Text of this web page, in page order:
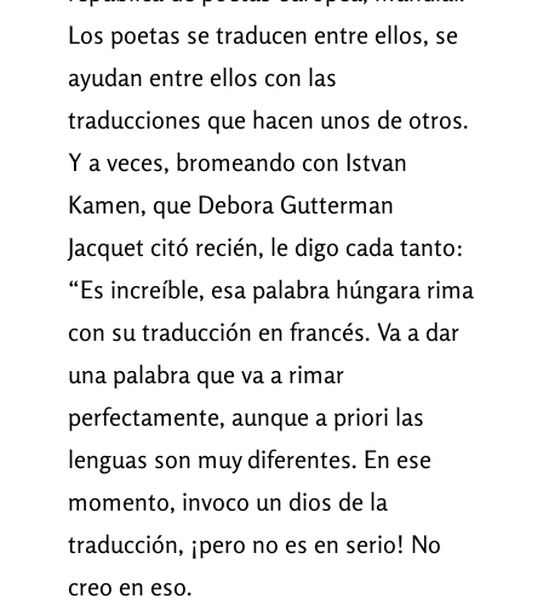
Los poetas se traducen entre ellos, se
ayudan entre ellos con las
traducciones que hacen unos de otros.
Y a veces, bromeando con Istvan
Kamen, que Debora Gutterman
Jacquet citó recién, le digo cada tanto:
“Es increíble, esa palabra húngara rima
con su traducción en francés. Va a dar
una palabra que va a rimar
perfectamente, aunque a priori las
lenguas son muy diferentes. En ese
momento, invoco un dios de la
traducción, ¡pero no es en serio! No
creo en eso.